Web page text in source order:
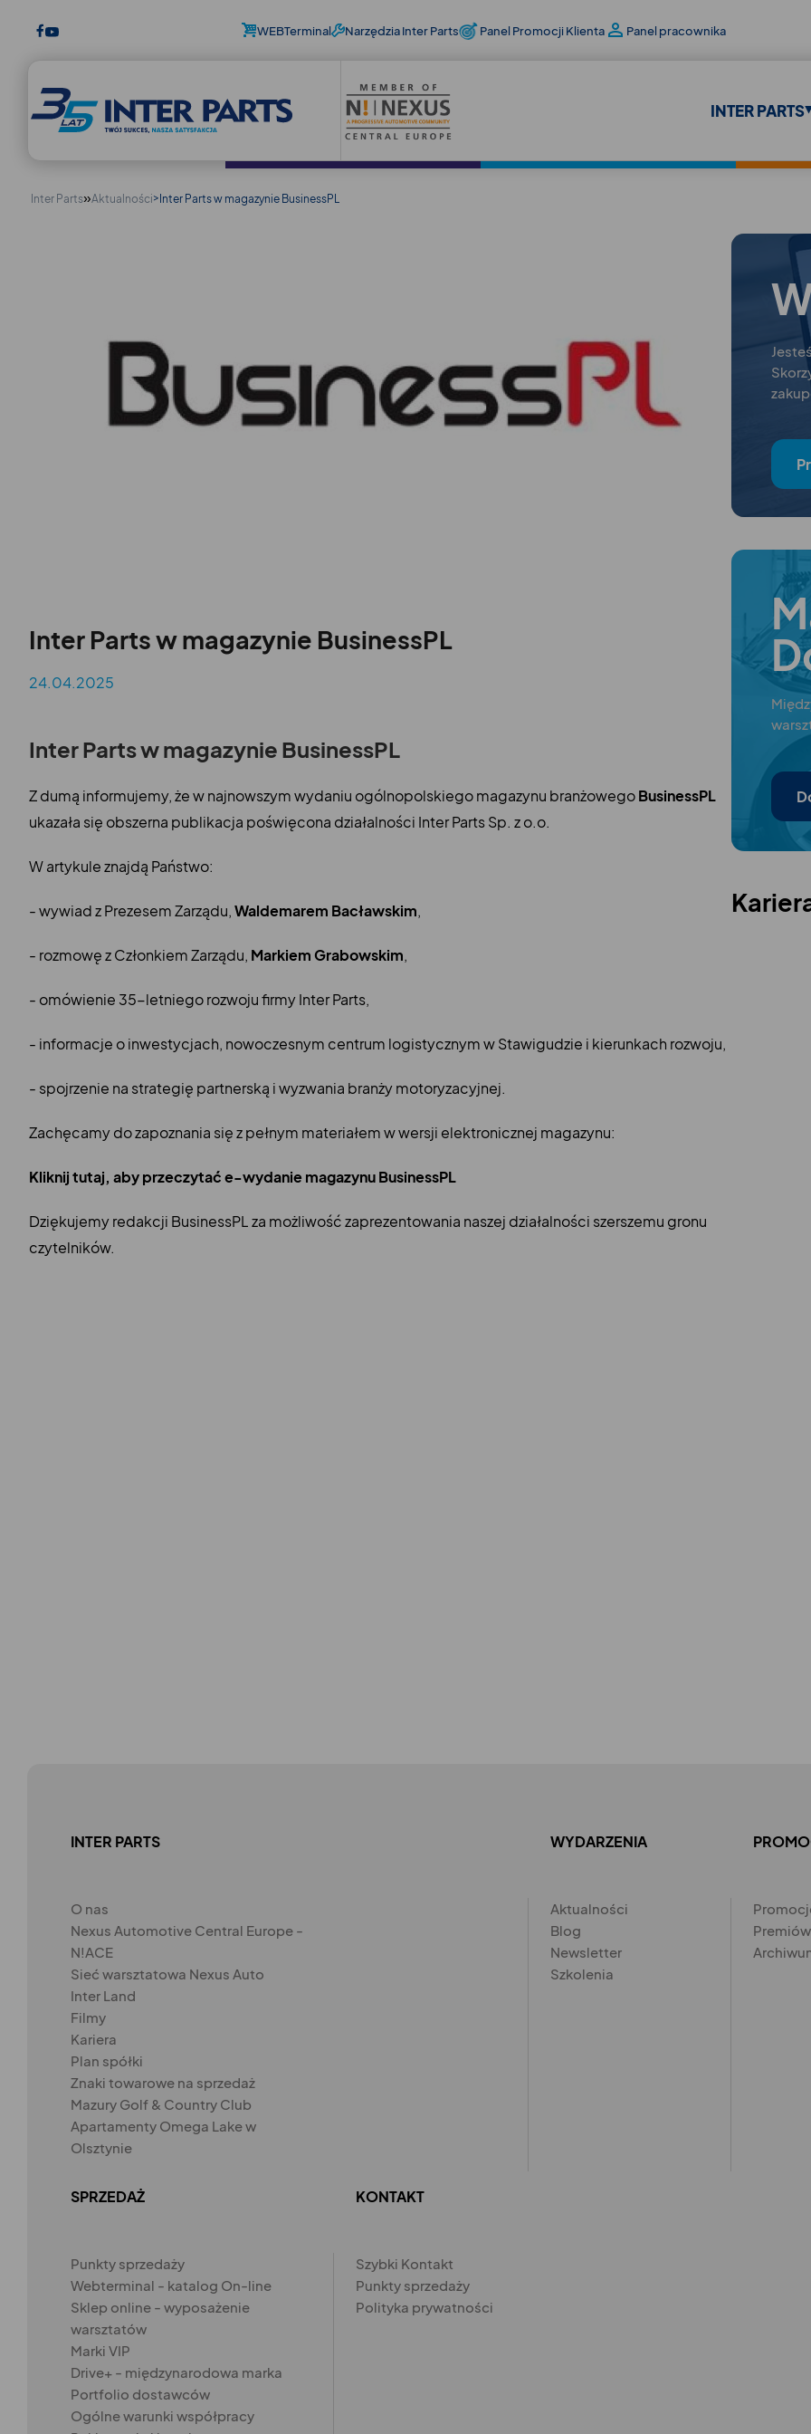
WEBTerminal Narzędzia Inter Parts Panel Promocji Klienta Panel pracownika
INTER PARTS
Inter Parts»Aktualności> Inter Parts w magazynie BusinessPL
Inter Parts w magazynie BusinessPL
24.04.2025
Inter Parts w magazynie BusinessPL
Z dumą informujemy, że w najnowszym wydaniu ogólnopolskiego magazynu branżowegoBusinessPL
ukazała się obszerna publikacja poświęcona działalności Inter Parts Sp. z o.o.
W artykule znajdą Państwo:
- wywiad z Prezesem Zarządu,Waldemarem Bacławskim,
- rozmowę z Członkiem Zarządu, Markiem Grabowskim,
- omówienie 35-letniego rozwoju firmy Inter Parts,
- informacje o inwestycjach, nowoczesnym centrum logistycznym w Stawigudzie i kierunkach rozwoju,
- spojrzenie na strategię partnerską i wyzwania branży motoryzacyjnej.
Zachęcamy do zapoznania się z pełnym materiałem w wersji elektronicznej magazynu:
Kliknij tutaj, aby przeczytać e-wydanie magazynu BusinessPL
Dziękujemy redakcji BusinessPL za możliwość zaprezentowania naszej działalności szerszemu gronu
czytelników.
INTER PARTS
O nas
Nexus Automotive Central Europe -
N!ACE
Sieć warsztatowa Nexus Auto
Inter Land
Filmy
Kariera
Plan spółki
Znaki towarowe na sprzedaż
Mazury Golf & Country Club
Apartamenty Omega Lake w
Olsztynie
WYDARZENIA
Aktualności
Blog
Newsletter
Szkolenia
SPRZEDAŻ
Punkty sprzedaży
Webterminal - katalog On-line
Sklep online - wyposażenie
warsztatów
Marki VIP
Drive+ - międzynarodowa marka
Portfolio dostawców
Ogólne warunki współpracy
KONTAKT
Szybki Kontakt
Punkty sprzedaży
Polityka prywatności